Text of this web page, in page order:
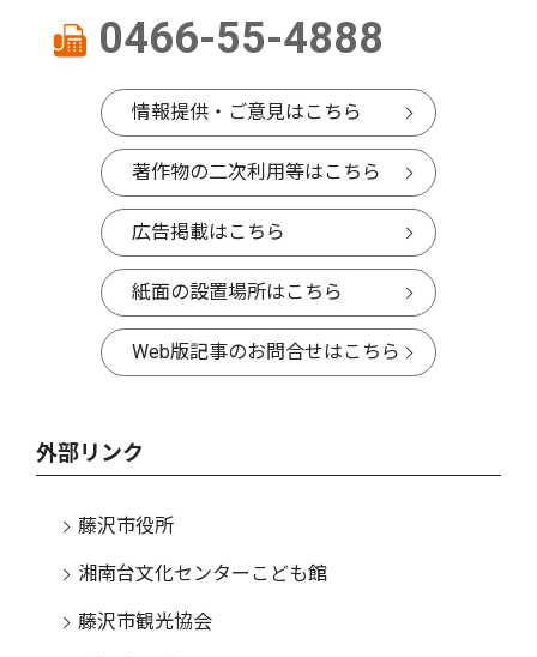
0466-55-4888
情報提供・ご意見はこちら
著作物の二次利用等はこちら
広告掲載はこちら
紙面の設置場所はこちら
Web版記事のお問合せはこちら
外部リンク
藤沢市役所
湘南台文化センターこども館
藤沢市観光協会